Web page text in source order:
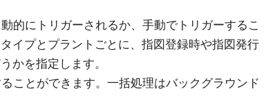
的にトリガーされるか、手動でトリガーするこ
イプとプラントごとに、指図登録時や指図発行
かを指定します。
ことができます。一括処理はバックグラウンド